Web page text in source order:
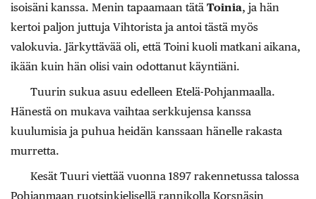
isoisäni kanssa. Menin tapaamaan tätä Toinia, ja hän
kertoi paljon juttuja Vihtorista ja antoi tästä myös
valokuvia. Järkyttävää oli, että Toini kuoli matkani aikana,
ikään kuin hän olisi vain odottanut käyntiäni.
Tuurin sukua asuu edelleen Etelä-Pohjanmaalla.
Hänestä on mukava vaihtaa serkkujensa kanssa
kuulumisia ja puhua heidän kanssaan hänelle rakasta
murretta.
Kesät Tuuri viettää vuonna 1897 rakennetussa talossa
Pohjanmaan ruotsinkielisellä rannikolla Korsnäsin